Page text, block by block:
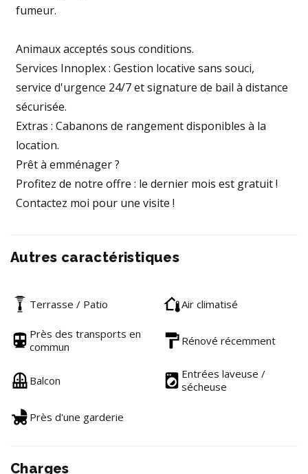
fumeur.
Animaux acceptés sous conditions.
Services Innoplex : Gestion locative sans souci,
service d'urgence 24/7 et signature de bail à distance
sécurisée.
Extras : Cabanons de rangement disponibles à la
location.
Prêt à emménager ?
Profitez de notre offre : le dernier mois est gratuit !
Contactez moi pour une visite !
Autres caractéristiques
Terrasse / Patio Air climatisé
Près des transports en
commun
Rénové récemment
Balcon
Entrées laveuse /
sécheuse
Près d'une garderie
Charges